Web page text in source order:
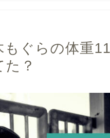
もぐらの体重
？